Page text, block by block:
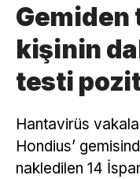
Gemiden
kişinin
testi
Hantavirüs
Hondius’
nakledilen 14